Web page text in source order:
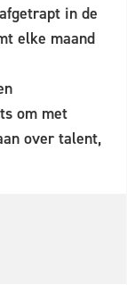
in de
elke maand
om met
over talent,